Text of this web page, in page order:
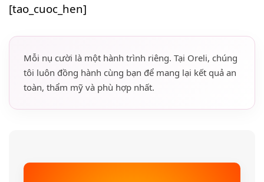
[tao_cuoc_hen]
Mỗi nụ cười là một hành trình riêng. Tại Oreli, chúng
tôi luôn đồng hành cùng bạn để mang lại kết quả an
toàn, thẩm mỹ và phù hợp nhất.